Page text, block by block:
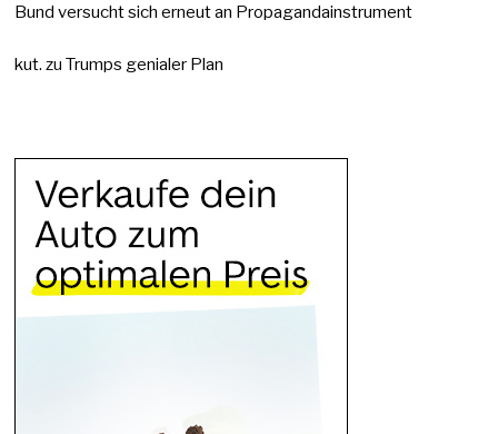
Bund versucht sich erneut an Propagandainstrument
kut. zuTrumps genialer Plan